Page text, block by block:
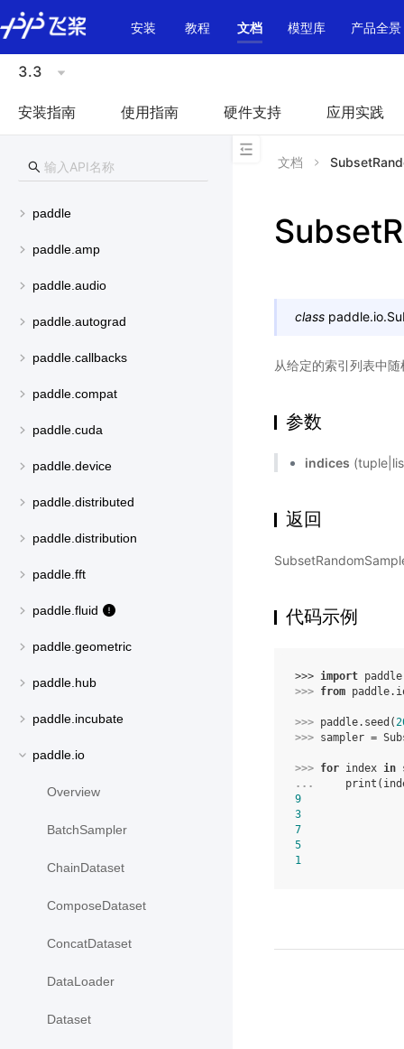
\u200E
安装
教程 文档 模型库 产品全景
3.3
安装指南 使用指南 硬件支持 应用实践
paddle
paddle.amp
paddle.audio
paddle.autograd
paddle.callbacks
paddle.compat
paddle.cuda
paddle.device
paddle.distributed
paddle.distribution
paddle.fft
paddle.fluid
paddle.geometric
paddle.hub
paddle.incubate
paddle.io
Overview
BatchSampler
ChainDataset
ComposeDataset
ConcatDataset
DataLoader
Dataset
文档
class paddle.io.
从给定的索引列表中
参数
indices
返回
代码示例
>>> import paddle
>>> from
>>> paddle. seed (
>>> sampler =
>>> for index in
...
print (
9
3
7
5
1